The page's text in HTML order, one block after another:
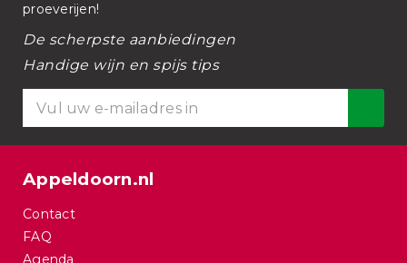
proeverijen!
De scherpste aanbiedingen
Handige wijn en spijs tips
Appeldoorn.nl
Contact
FAQ
Agenda